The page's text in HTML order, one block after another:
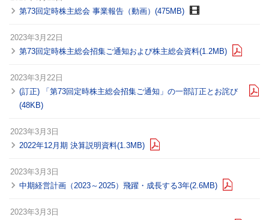
第73回定時株主総会 事業報告（動画）(475MB)
2023年3月22日
第73回定時株主総会招集ご通知および株主総会資料(1.2MB)
2023年3月22日
(訂正) 「第73回定時株主総会招集ご通知」の一部訂正とお詫び
(48KB)
2023年3月3日
2022年12月期 決算説明資料(1.3MB)
2023年3月3日
中期経営計画（2023～2025）飛躍・成長する3年(2.6MB)
2023年3月3日